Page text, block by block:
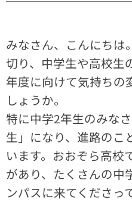
みなさん、こんにちは
切り、中学生や高校生
年度に向けて気持ちの
しょうか。
特に中学2年生のみな
生」になり、進路のこ
います。おおぞら高校
があり、たくさんの中
ンパスに来てくださっ